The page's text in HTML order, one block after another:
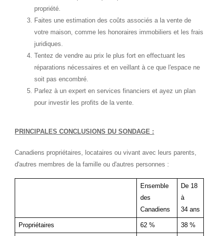
propriété.
Faites une estimation des coûts associés a la vente de
votre maison, comme les honoraires immobiliers et les frais
juridiques.
Tentez de vendre au prix le plus fort en effectuant les
réparations nécessaires et en veillant à ce que l'espace ne
soit pas encombré.
Parlez à un expert en services financiers et ayez un plan
pour investir les profits de la vente.
PRINCIPALES CONCLUSIONS DU SONDAGE :
Canadiens propriétaires, locataires ou vivant avec leurs parents,
d'autres membres de la famille ou d'autres personnes :
Ensemble
des
Canadiens
De 18
à
34 ans
Propriétaires 62 % 38 %